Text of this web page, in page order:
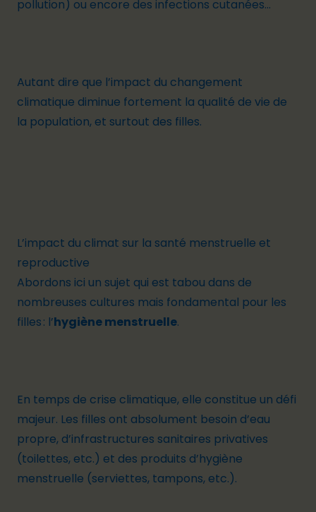
pollution) ou encore des infections cutanées…
Autant dire que l’impact du changement
climatique diminue fortement la qualité de vie de
la population, et surtout des filles.
L’impact du climat sur la santé menstruelle et
reproductive
Abordons ici un sujet qui est tabou dans de
nombreuses cultures mais fondamental pour les
filles : l’hygiène menstruelle.
En temps de crise climatique, elle constitue un défi
majeur. Les filles ont absolument besoin d’eau
propre, d’infrastructures sanitaires privatives
(toilettes, etc.) et des produits d’hygiène
menstruelle (serviettes, tampons, etc.).